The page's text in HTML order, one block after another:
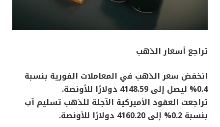
تراجع أسعار الذهب
انخفض سعر الذهب في المعاملات الفورية بنسبة
0.4% ليصل إلى 4148.59 دولارًا للأونصة.
تراجعت العقود الأميركية الآجلة للذهب تسليم آب
بنسبة 0.2% إلى 4160.20 دولارًا للأونصة.